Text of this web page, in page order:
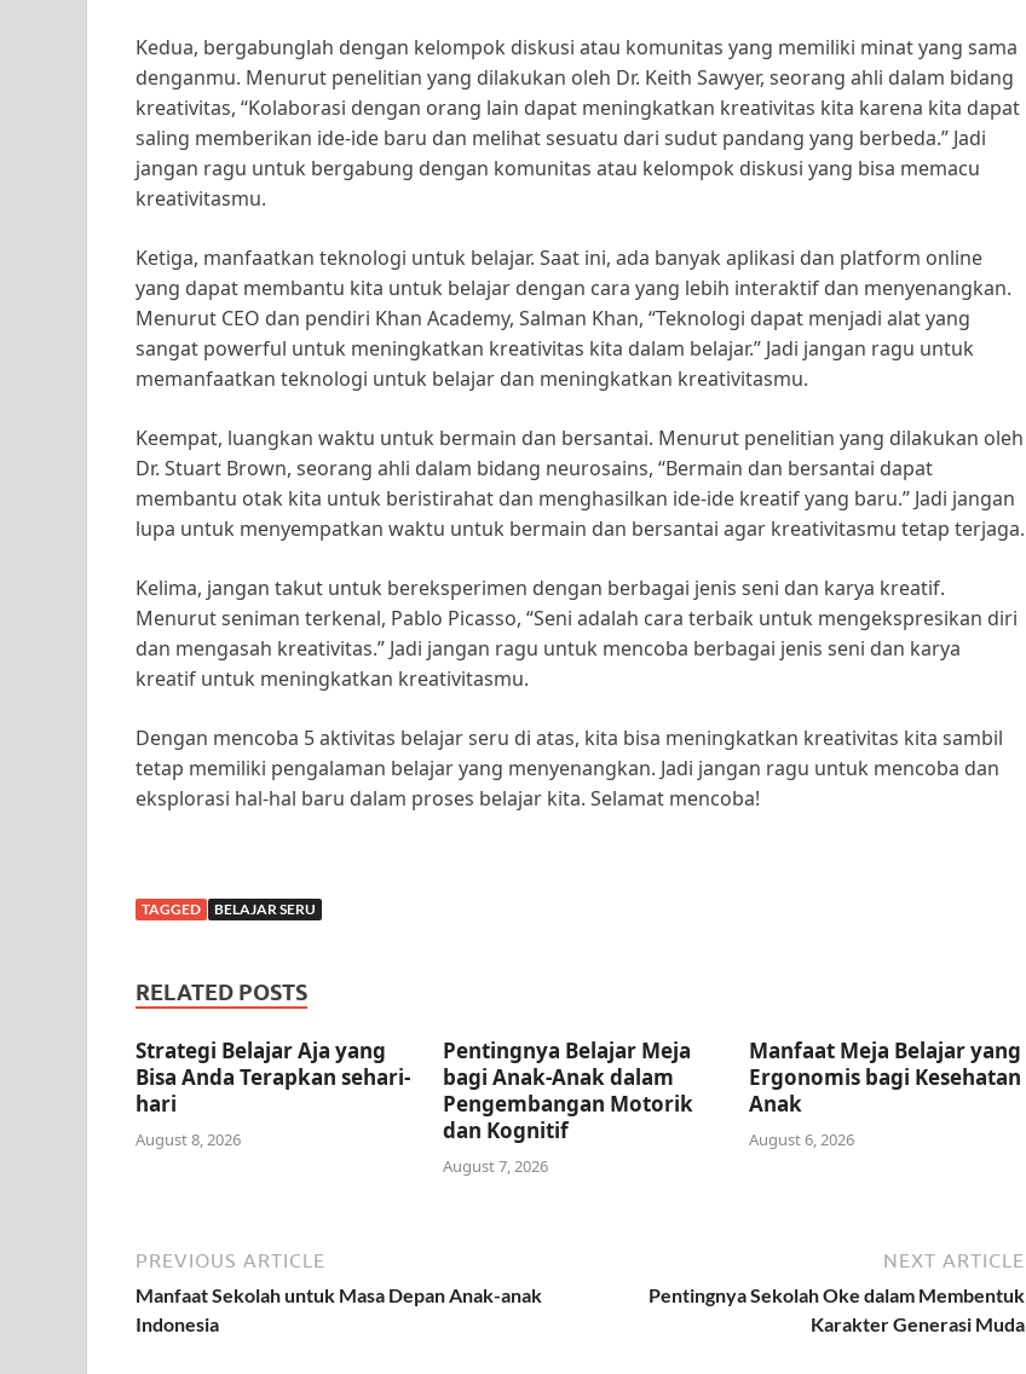
Kedua, bergabunglah dengan kelompok diskusi atau komunitas yang memiliki minat yang sama
denganmu. Menurut penelitian yang dilakukan oleh Dr. Keith Sawyer, seorang ahli dalam bidang
kreativitas, “Kolaborasi dengan orang lain dapat meningkatkan kreativitas kita karena kita dapat
saling memberikan ide-ide baru dan melihat sesuatu dari sudut pandang yang berbeda.” Jadi
jangan ragu untuk bergabung dengan komunitas atau kelompok diskusi yang bisa memacu
kreativitasmu.
Ketiga, manfaatkan teknologi untuk belajar. Saat ini, ada banyak aplikasi dan platform online
yang dapat membantu kita untuk belajar dengan cara yang lebih interaktif dan menyenangkan.
Menurut CEO dan pendiri Khan Academy, Salman Khan, “Teknologi dapat menjadi alat yang
sangat powerful untuk meningkatkan kreativitas kita dalam belajar.” Jadi jangan ragu untuk
memanfaatkan teknologi untuk belajar dan meningkatkan kreativitasmu.
Keempat, luangkan waktu untuk bermain dan bersantai. Menurut penelitian yang dilakukan oleh
Dr. Stuart Brown, seorang ahli dalam bidang neurosains, “Bermain dan bersantai dapat
membantu otak kita untuk beristirahat dan menghasilkan ide-ide kreatif yang baru.” Jadi jangan
lupa untuk menyempatkan waktu untuk bermain dan bersantai agar kreativitasmu tetap terjaga.
Kelima, jangan takut untuk bereksperimen dengan berbagai jenis seni dan karya kreatif.
Menurut seniman terkenal, Pablo Picasso, “Seni adalah cara terbaik untuk mengekspresikan diri
dan mengasah kreativitas.” Jadi jangan ragu untuk mencoba berbagai jenis seni dan karya
kreatif untuk meningkatkan kreativitasmu.
Dengan mencoba 5 aktivitas belajar seru di atas, kita bisa meningkatkan kreativitas kita sambil
tetap memiliki pengalaman belajar yang menyenangkan. Jadi jangan ragu untuk mencoba dan
eksplorasi hal-hal baru dalam proses belajar kita. Selamat mencoba!
TAGGED BELAJAR SERU
RELATED POSTS
Strategi Belajar Aja yang
Bisa Anda Terapkan sehari-
hari
August 8, 2026
Pentingnya Belajar Meja
bagi Anak-Anak dalam
Pengembangan Motorik
dan Kognitif
August 7, 2026
Manfaat Meja Belajar yang
Ergonomis bagi Kesehatan
Anak
August 6, 2026
PREVIOUS ARTICLE
Manfaat Sekolah untuk Masa Depan Anak-anak
Indonesia
NEXT ARTICLE
Pentingnya Sekolah Oke dalam Membentuk
Karakter Generasi Muda